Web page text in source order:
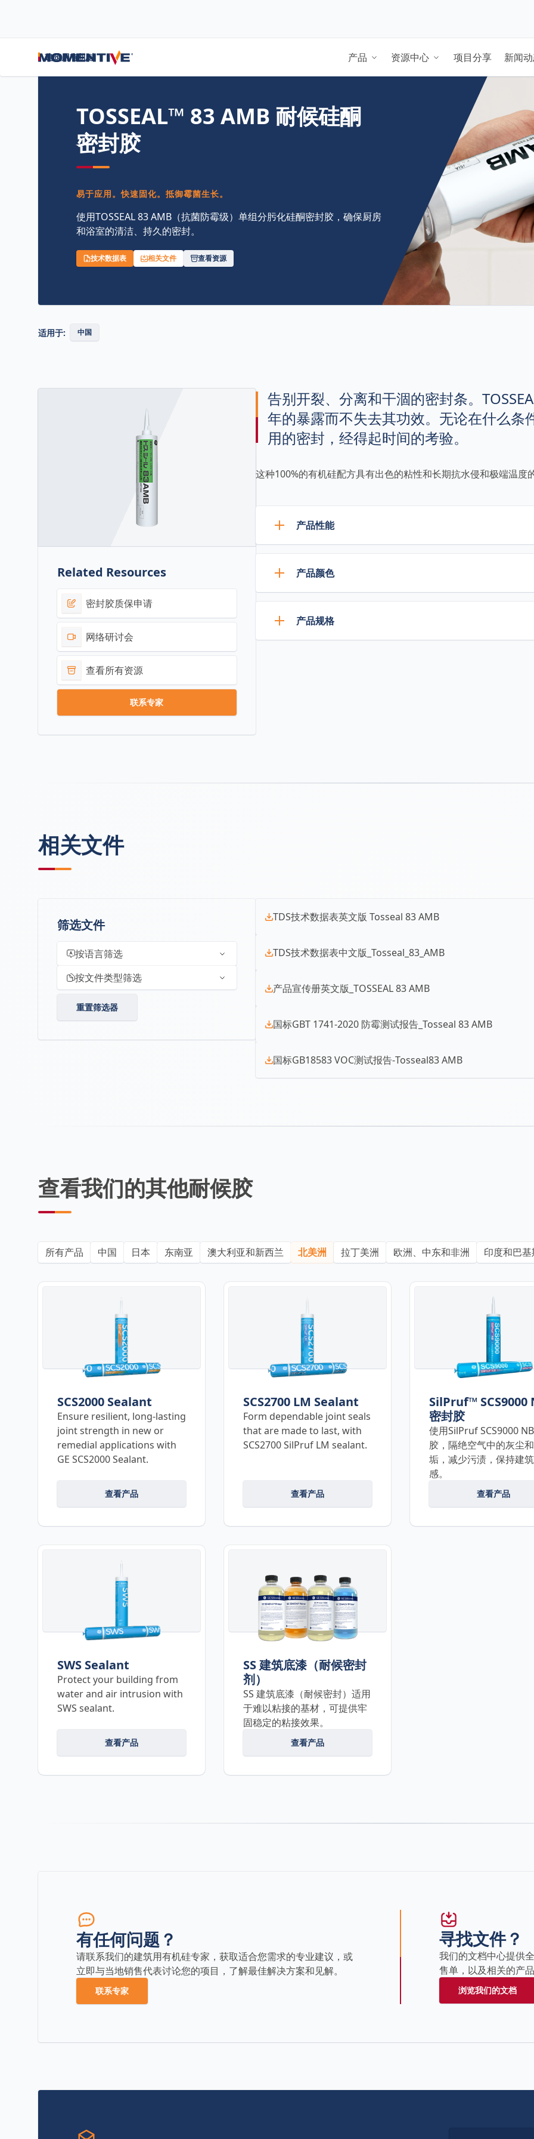
建筑用有机硅 产品 资源中心 项目分享 新闻
首页 / 耐候胶 / TOSSEAL™ 83 AMB 耐候硅酮密封胶
TOSSEAL™ 83 AMB 耐候硅酮
密封胶
易于应用。快速固化。抵御霉菌生长。
使用TOSSEAL 83 AMB（抗菌防霉级）单组分肟化硅酮密封胶，确保厨房
和浴室的清洁、持久的密封。
技术数据表 相关文件 查看资源
适用于: 中国
Related Resources
密封胶质保申请
网络研讨会
查看所有资源
联系专家
告别开裂、分离和干涸的密封条。
年的暴露而不失去其功效。无论在什么
用的密封，经得起时间的考验。
这种100%的有机硅配方具有出色的粘性和长期抗水侵和极端温度
产品性能
卓越防水性
高性能的100％硅胶配方可膨胀和收缩，使其具有较长
抵制霉菌，防止霉变
产品颜色
这种密封胶有7种颜色可供选择：
产品规格
相关文件
筛选文件
按语言筛选
按文件类型筛选
重置筛选器
TDS技术数据表英文版 Tosseal 83 AMB
TDS技术数据表中文版_Tosseal_83_AMB
产品宣传册英文版_TOSSEAL 83 AMB
国标GBT 1741-2020 防霉测试报告_Tosseal 83 AMB
国标GB18583 VOC测试报告-Tosseal83 AMB
查看我们的其他耐候胶
所有产品 中国 日本 东南亚 澳大利亚和新西兰 北美洲 拉丁美洲 欧洲、中东和非洲 印度和巴
SCS2000 Sealant
Ensure resilient, long-lasting
joint strength in new or
remedial applications with
GE SCS2000 Sealant.
查看产品
SCS2700 LM Sealant
Form dependable joint seals
that are made to last, with
SCS2700 SilPruf LM sealant.
查看产品
SilPruf™ SCS9000
密封胶
使用SilPruf SCS9000
胶，隔绝空气中的灰尘
垢，减少污渍，保持建
感。
查看产品
SWS Sealant
Protect your building from
water and air intrusion with
SWS sealant.
查看产品
SS 建筑底漆（耐候密封
剂）
SS 建筑底漆（耐候密封）适用
于难以粘接的基材，可提供牢
固稳定的粘接效果。
查看产品
有任何问题？
请联系我们的建筑用有机硅专家，获取适合您需求的专业建议，或
立即与当地销售代表讨论您的项目，了解最佳解决方案和见解。
联系专家
寻找文件？
我们的文档中心提供
售单，以及相关的产
浏览我们的文档